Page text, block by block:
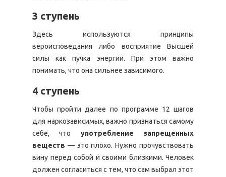
3 ступень
Здесь используются принципы
вероисповедания либо восприятие Высшей
силы как пучка энергии. При этом важно
понимать, что она сильнее зависимого.
4 ступень
Чтобы пройти далее по программе 12 шагов
для наркозависимых, важно признаться самому
себе, что употребление запрещенных
веществ — это плохо. Нужно прочувствовать
вину перед собой и своими близкими. Человек
должен согласиться с тем, что сам выбрал этот